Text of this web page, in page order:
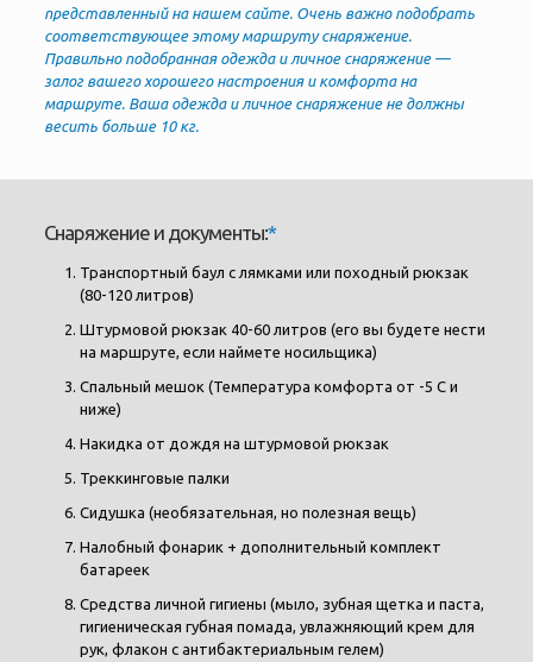
представленный на нашем сайте. Очень важно подобрать
соответствующее этому маршруту снаряжение.
Правильно подобраннаяодежда и личное снаряжение —
залог вашего хорошего настроения и комфорта на
маршруте. Ваша одежда и личное снаряжение не должны
весить больше 10 кг.
Снаряжение и документы:*
Транспортный баул с лямками или походный рюкзак
(80-120 литров)
Штурмовой рюкзак 40-60 литров (его вы будете нести
на маршруте, если наймете носильщика)
Спальный мешок (Температура комфорта от -5 C и
ниже)
Накидка от дождя на штурмовой рюкзак
Треккинговые палки
Сидушка (необязательная, но полезная вещь)
Налобный фонарик + дополнительный комплект
батареек
Средства личной гигиены (мыло, зубная щетка и паста,
гигиеническая губная помада, увлажняющий крем для
рук, флакон с антибактериальным гелем)